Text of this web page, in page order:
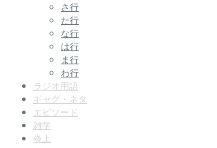
さ行
た行
な行
は行
ま行
わ行
ラジオ用語
ギャグ・ネタ
エピソード
雑学
炎上